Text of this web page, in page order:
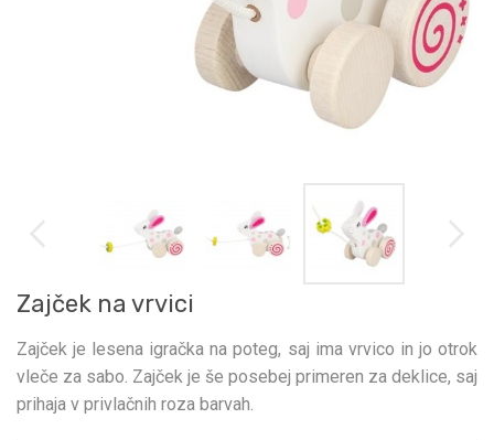
Zajček na vrvici
Zajček je lesena igračka na poteg, saj ima vrvico in jo otrok
vleče za sabo. Zajček je še posebej primeren za deklice, saj
prihaja v privlačnih roza barvah.